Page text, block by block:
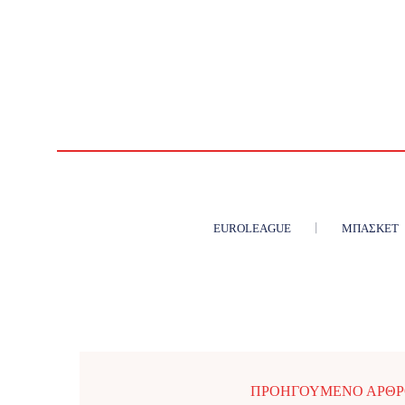
EUROLEAGUE ΜΠΆΣΚΕΤ
ΠΡΟΗΓΟΎΜΕΝΟ